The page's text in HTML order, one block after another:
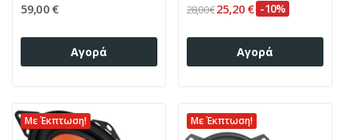
59,00 €
Αγορά
28,00 €25,20 € -10%
Αγορά
Με Έκπτωση! Με Έκπτωση!